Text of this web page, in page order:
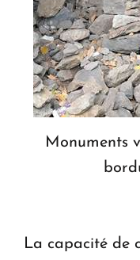
Monuments
La capacité de